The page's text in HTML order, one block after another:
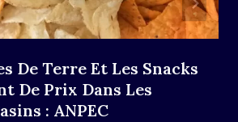
De Terre Et Les Snacks
De Prix Dans Les
: ANPEC